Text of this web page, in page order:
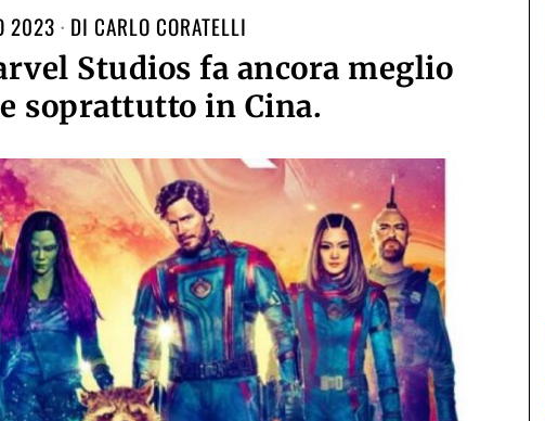
2023 DI CARLO CORATELLI
Studios fa ancora meglio
soprattutto in Cina.